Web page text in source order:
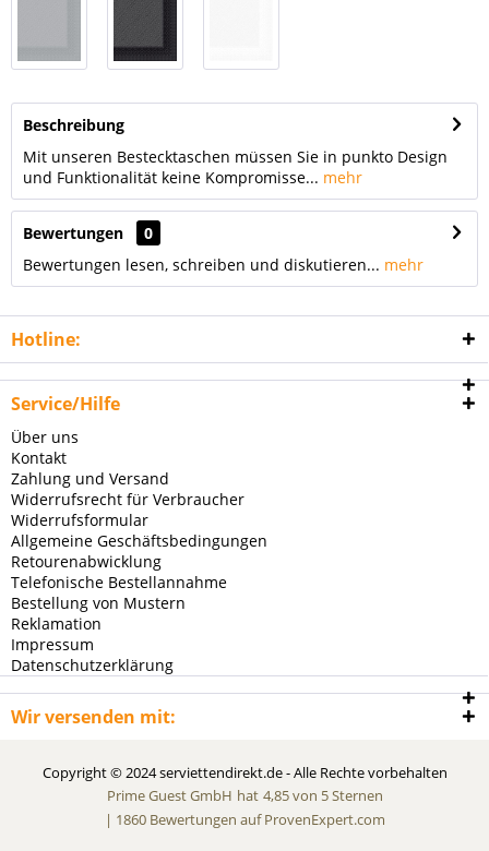
Beschreibung
Mit unseren Bestecktaschen müssen Sie in punkto Design
und Funktionalität keine Kompromisse... mehr
Bewertungen
0
Bewertungen lesen, schreiben und diskutieren... mehr
Hotline:
Service/Hilfe
Über uns
Kontakt
Zahlung und Versand
Widerrufsrecht für Verbraucher
Widerrufsformular
Allgemeine Geschäftsbedingungen
Retourenabwicklung
Telefonische Bestellannahme
Bestellung von Mustern
Reklamation
Impressum
Datenschutzerklärung
Wir versenden mit:
Copyright © 2024 serviettendirekt.de - Alle Rechte vorbehalten
Prime Guest GmbH hat 4,85von 5Sternen
| 1860Bewertungen auf ProvenExpert.com